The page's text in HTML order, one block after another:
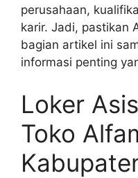
perusahaan,
karir. Jadi, pastikan
bagian artikel ini
informasi penting
Loker
Toko